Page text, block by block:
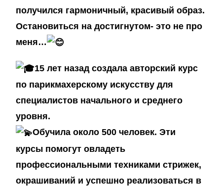
получился гармоничный, красивый образ.
Остановиться на достигнутом- это не про
меня…
15 лет назад создала авторский курс
по парикмахерскому искусству для
специалистов начального и среднего
уровня.
Обучила около 500 человек. Эти
курсы помогут овладеть
профессиональными техниками стрижек,
окрашиваний и успешно реализоваться в